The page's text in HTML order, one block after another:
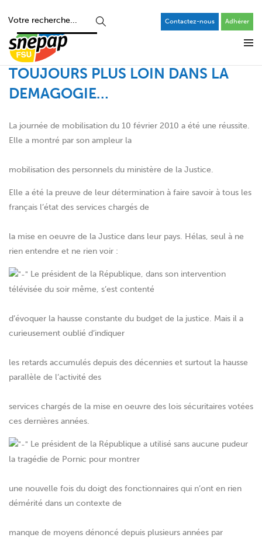
Contactez-nous Adhérer
TOUJOURS PLUS LOIN DANS LA
DEMAGOGIE…
La journée de mobilisation du 10 février 2010 a été une réussite.
Elle a montré par son ampleur la
mobilisation des personnels du ministère de la Justice.
Elle a été la preuve de leur détermination à faire savoir à tous les
français l’état des services chargés de
la mise en oeuvre de la Justice dans leur pays. Hélas, seul à ne
rien entendre et ne rien voir :
Le président de la République, dans son intervention
télévisée du soir même, s’est contenté
d’évoquer la hausse constante du budget de la justice. Mais il a
curieusement oublié d’indiquer
les retards accumulés depuis des décennies et surtout la hausse
parallèle de l’activité des
services chargés de la mise en oeuvre des lois sécuritaires votées
ces dernières années.
Le président de la République a utilisé sans aucune pudeur
la tragédie de Pornic pour montrer
une nouvelle fois du doigt des fonctionnaires qui n’ont en rien
démérité dans un contexte de
manque de moyens dénoncé depuis plusieurs années par